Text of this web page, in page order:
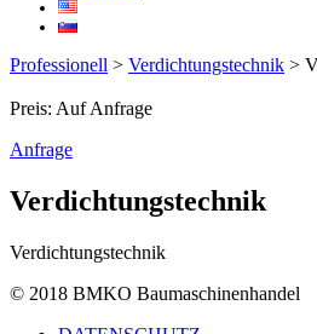
Professionell > Verdichtungstechnik >
Preis: Auf Anfrage
Anfrage
Verdichtungstechnik
Verdichtungstechnik
© 2018 BMKO Baumaschinenhandel